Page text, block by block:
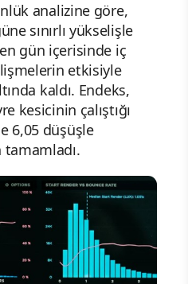
analizine göre,
sınırlı yükselişle
gün içerisinde iç
etkisiyle
kaldı. Endeks,
kesicinin çalıştığı
6,05 düşüşle
tamamladı.